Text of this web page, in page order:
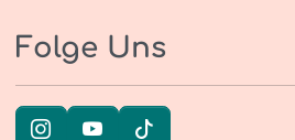
Folge Uns